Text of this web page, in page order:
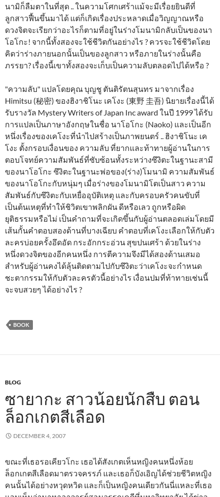
นามิก็ลืมตาในที่สุด .. ในความโศกเศร้าแม้จะมีเรื่อยยินดีที่
ลูกสาวฟื้นขึ้นมาได้ แต่ก็เกิดเรื่องประหลาดเมื่อวิญญาณหรือ
ดวงจิตจะเรียกว่าอะไรก็ตามที่อยู่ในร่างโมนามิกลับเป็นของนา
โอโกะ! จากนี้ทั้งสองจะใช้ชีวิตกันอย่างไร ? ควรจะใช้ชีวิตโดย
คิดว่าร่างภายนอกนั้นเป็นของลูกสาว หรือภายในร่างนั้นคือ
ภรรยา? เรื่องนี้เขาทั้งสองจะเก็บเป็นความลับตลอดไปได้หรือ ?
"ความลับ" แปลโดยคุณ บุญชู ตันติรัตนสุนทร มาจากเรื่อง
Himitsu (秘密) ของฮิงาชิโนะ เคโงะ (東野 圭吾) นิยายเรื่องนี้ได้
รับรางวัล Mystery Writers of Japan Inc award ในปี 1999 ได้รับ
การแปลเป็นภาษาอังกฤษในชื่อ นาโอโกะ (Naoko) และเป็นอีก
หนึ่งเรื่องของเคโงะที่นำไปสร้างเป็นภาพยนตร์ .. ฮิงาชิโนะ เค
โงะ ตั้งกรอบเงื่อนของ ความลับ ที่ยากและท้าทายผู้อ่านในการ
ตอบโจทย์ความสัมพันธ์ที่ซับซ้อนทั้งระหว่างซึงิตะในฐานะสามี
ของนาโอโกะ ซึงิตะในฐานะพ่อของ(ร่าง)โมนามิ ความสัมพันธ์
ของนาโอโกะกับหนุ่มๆ เมื่อร่างของโมนามิโตเป็นสาว ความ
สัมพันธ์กับซึงิตะกับเหยื่ออุบัติเหตุ และกับครอบครัวคนขับที่
เป็นต้นเหตุที่ทำให้ชิวิตเขาพลิกผัน ดีหรือเลว ถูกหรือผิด
ยุติธรรมหรือไม่ เป็นคำถามที่จะเกิดขึ้นกับผู้อ่านตลอดเล่มโดยมี
เส้นกั้นคำตอบสองด้านที่บางเฉียบ คำตอบที่เคโงะเลือกให้กับตัว
ละครบ่อยครั้งอึดอัด กระอักกระอ่วน สุขปนเศร้า ด้วยในร่าง
หนึ่งดวงจิตของอีกคนหนึ่ง การตีความจึงมีได้สองด้านเสมอ
สำหรับผู้อ่านคงได้ลุ้นติดตามไปกับซึงิตะว่าเคโงะจะกำหนด
ชะตากรรมให้กับตัวละครตัวนี้อย่างไร เงื่อนปมที่ท้าทายเช่นนี้
จะจบสวยๆ ได้อย่างไร ?
BOOK
BLOG
ซายากะ สาวน้อยนักสืบ ตอน
ล็อกเกตสีเลือด
DECEMBER 4, 2007
ขณะที่เธอรอเคียวโกะ เธอได้สังเกตเห็นหญิงคนหนึ่งห้อย
ล็อกเกตสีเลือดมาตรวจครรภ์ และเธอก็บังเอิญได้ช่วยชีวิตหญิง
คนนั้นได้อย่างหวุดหวิด และก็เป็นหญิงคนเดียวกันนี่แหละที่เธอ